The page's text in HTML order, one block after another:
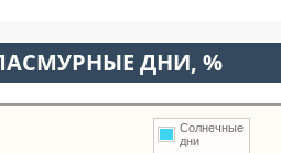
ДНИ, %
Солнечные
дни